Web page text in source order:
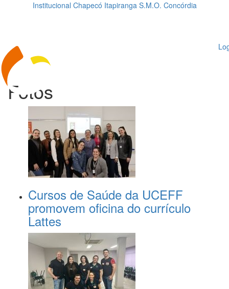
Institucional Chapecó Itapiranga S.M.O. Concórdia
Fotos
Cursos de Saúde da UCEFF
promovem oficina do currículo
Lattes